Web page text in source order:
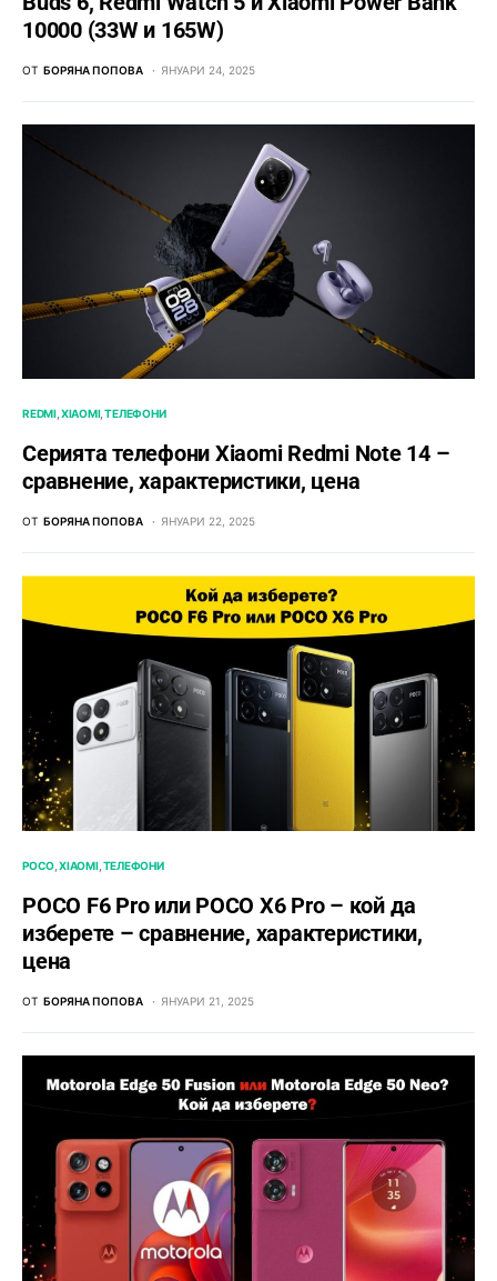
10000 (33W и 165W)
ОТ БОРЯНА ПОПОВА ЯНУАРИ 24, 2025
REDMI XIAOMI ТЕЛЕФОНИ
Серията телефони Xiaomi Redmi Note 14 –
сравнение, характеристики, цена
ОТ БОРЯНА ПОПОВА ЯНУАРИ 22, 2025
POCO XIAOMI ТЕЛЕФОНИ
POCO F6 Pro или POCO X6 Pro – кой да
изберете – сравнение, характеристики,
цена
ОТ БОРЯНА ПОПОВА ЯНУАРИ 21, 2025